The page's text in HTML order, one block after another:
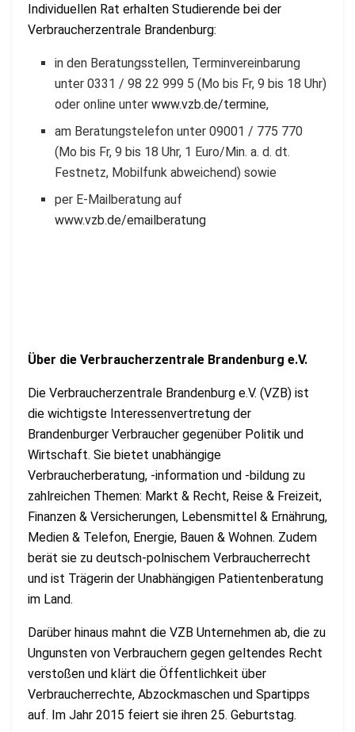
Individuellen Rat erhalten Studierende bei der
Verbraucherzentrale Brandenburg:
in den Beratungsstellen, Terminvereinbarung
unter 0331 / 98 22 999 5 (Mo bis Fr, 9 bis 18 Uhr)
oder online unterwww.vzb.de/termine,
am Beratungstelefon unter 09001 / 775 770
(Mo bis Fr, 9 bis 18 Uhr, 1 Euro/Min. a. d. dt.
Festnetz, Mobilfunk abweichend) sowie
per E-Mailberatung auf
www.vzb.de/emailberatung
Über die Verbraucherzentrale Brandenburg e.V.
Die Verbraucherzentrale Brandenburg e.V. (VZB) ist
die wichtigste Interessenvertretung der
Brandenburger Verbraucher gegenüber Politik und
Wirtschaft. Sie bietet unabhängige
Verbraucherberatung, -information und -bildung zu
zahlreichen Themen: Markt & Recht, Reise & Freizeit,
Finanzen & Versicherungen, Lebensmittel & Ernährung,
Medien & Telefon, Energie, Bauen & Wohnen. Zudem
berät sie zu deutsch-polnischem Verbraucherrecht
und ist Trägerin der Unabhängigen Patientenberatung
im Land.
Darüber hinaus mahnt die VZB Unternehmen ab, die zu
Ungunsten von Verbrauchern gegen geltendes Recht
verstoßen und klärt die Öffentlichkeit über
Verbraucherrechte, Abzockmaschen und Spartipps
auf. Im Jahr 2015 feiert sie ihren 25. Geburtstag.